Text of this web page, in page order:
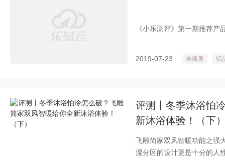
《小乐测评》第一期推荐
2019-07-23 来斯奥 铝
评测丨冬季沐浴怕
新沐浴体验！（下
飞雕简家双风智暖功能之强
湿分区的设计更是十分的人